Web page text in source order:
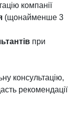
компанії
(щонайменше 3
при
консультацію,
рекомендації